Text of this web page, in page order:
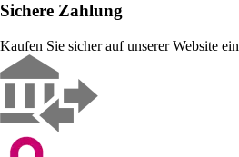
Sichere Zahlung
Kaufen Sie sicher auf unserer Website ein